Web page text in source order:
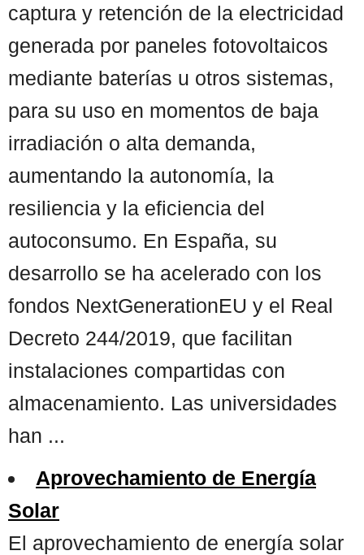
captura y retención de la electricidad
generada por paneles fotovoltaicos
mediante baterías u otros sistemas,
para su uso en momentos de baja
irradiación o alta demanda,
aumentando la autonomía, la
resiliencia y la eficiencia del
autoconsumo. En España, su
desarrollo se ha acelerado con los
fondos NextGenerationEU y el Real
Decreto 244/2019, que facilitan
instalaciones compartidas con
almacenamiento. Las universidades
han ...
Aprovechamiento de Energía
Solar
El aprovechamiento de energía solar